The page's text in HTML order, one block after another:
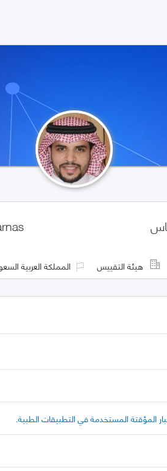
هيئة التقييس المملكة العربية
المؤقتة المستخدمة في التطبيقات الطبية.